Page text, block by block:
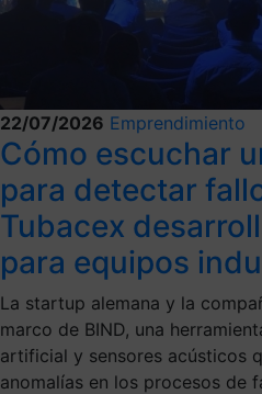
22/07/2026 Emprendimiento
Cómo escuchar
para detectar
Tubacex
para equipos
La startup alemana y la
marco de BIND, una
artificial y sensores acústicos
anomalías en los procesos de